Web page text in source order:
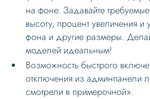
на фоне. Задавайте
высоту, процент увеличения
фона и другие размеры.
моделей идеальным!
Возможность быстрого
отключения из админпанели
смотрели в примерочной».